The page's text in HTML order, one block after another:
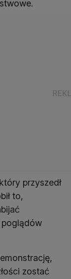
przyszedł
to,
zostać